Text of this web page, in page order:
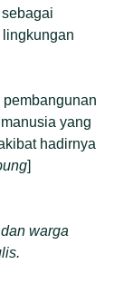
yang
hadirnya
]
warga